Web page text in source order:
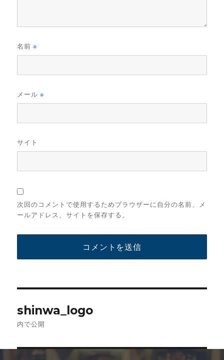
名前※
メール※
サイト
次回のコメントで使用するためブラウザーに自分の名前、メ
ールアドレス、サイトを保存する。
稿
shinwa_logo
内で公開